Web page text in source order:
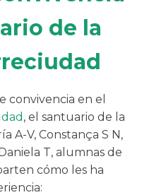
de la
convivencia en el
, el santuario de la
A-V, Constança S N,
T, alumnas de
cómo les ha